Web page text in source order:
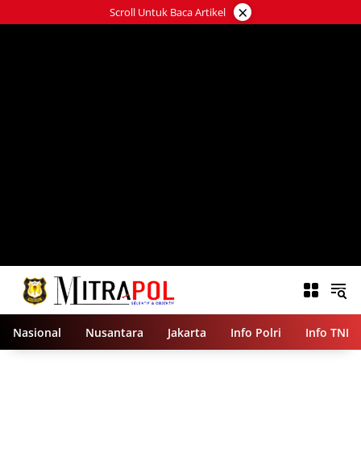
ke
Scroll Untuk Baca Artikel ×
Nasional Nusantara Jakarta Info Polri Info TNI